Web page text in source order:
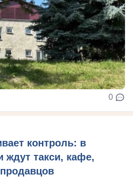
0
контроль: в
ждут такси, кафе,